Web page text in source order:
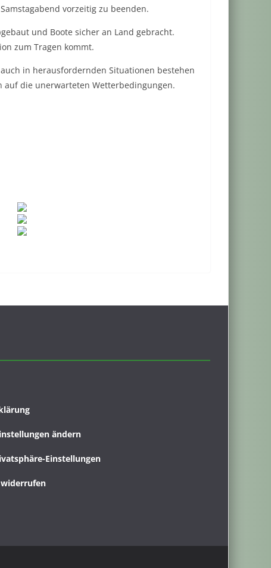
vorzeitig zu beenden.
und Boote sicher an Land gebracht.
zum Tragen kommt.
in herausfordernden Situationen bestehen
auf die unerwarteten Wetterbedingungen.
ändern
Einstellungen